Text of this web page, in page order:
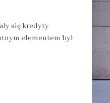
się kredyty
elementem był